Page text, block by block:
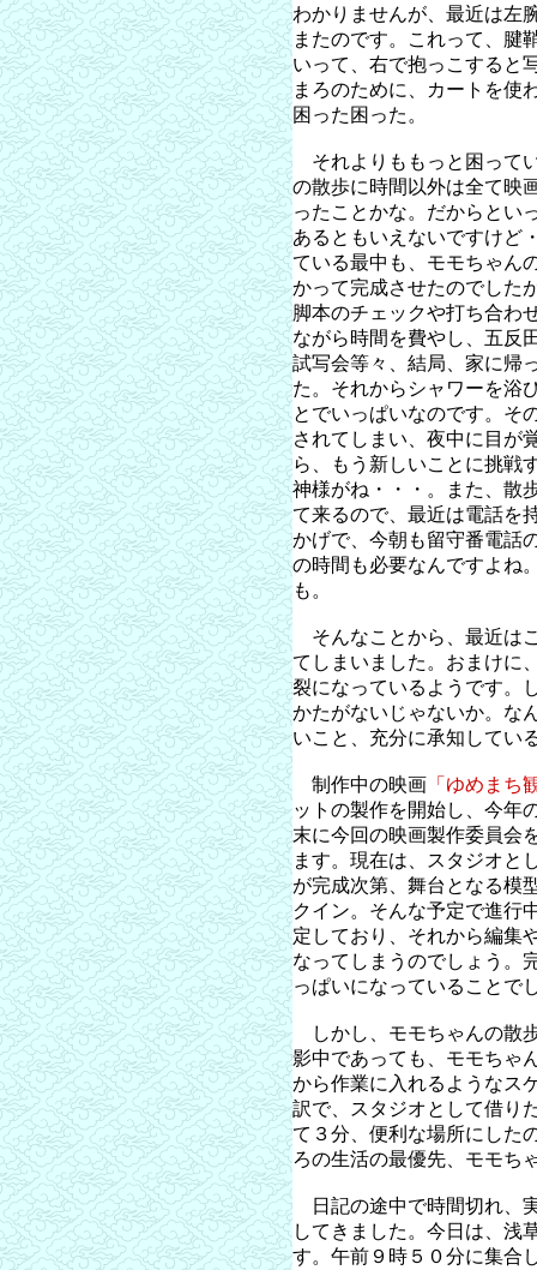
わかりませんが、最近は左
またのです。これって、腱
いって、右で抱っこすると
まろのために、カートを使
困った困った。
それよりももっと困って
の散歩に時間以外は全て映
ったことかな。だからとい
あるともいえないですけど
ている最中も、モモちゃん
かって完成させたのでした
脚本のチェックや打ち合わ
ながら時間を費やし、五反
試写会等々、結局、家に帰
た。それからシャワーを浴
とでいっぱいなのです。そ
されてしまい、夜中に目が
ら、もう新しいことに挑戦
神様がね・・・。また、散
て来るので、最近は電話を
かげで、今朝も留守番電話
の時間も必要なんですよね
も。
そんなことから、最近は
てしまいました。おまけに
裂になっているようです。
かたがないじゃないか。な
いこと、充分に承知してい
制作中の映画「ゆめまち
ットの製作を開始し、今年
末に今回の映画製作委員会
ます。現在は、スタジオと
が完成次第、舞台となる模
クイン。そんな予定で進行
定しており、それから編集
なってしまうのでしょう。
っぱいになっていることで
しかし、モモちゃんの散
影中であっても、モモちゃ
から作業に入れるようなス
訳で、スタジオとして借り
て３分、便利な場所にした
ろの生活の最優先、モモち
日記の途中で時間切れ、
してきました。今日は、浅
す。午前９時５０分に集合